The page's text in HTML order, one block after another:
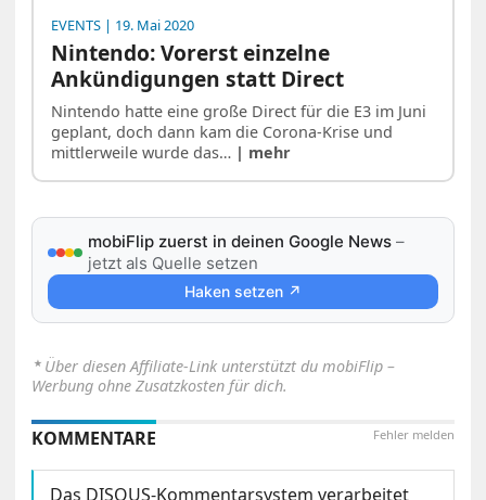
EVENTS | 19. Mai 2020
Nintendo: Vorerst einzelne
Ankündigungen statt Direct
Nintendo hatte eine große Direct für die E3 im Juni
geplant, doch dann kam die Corona-Krise und
mittlerweile wurde das… | mehr
mobiFlip zuerst in deinen Google News –
jetzt als Quelle setzen
Haken setzen ↗
⋆ Über diesen Affiliate-Link unterstützt du mobiFlip –
Werbung ohne Zusatzkosten für dich.
Fehler melden
KOMMENTARE
Das DISQUS-Kommentarsystem verarbeitet